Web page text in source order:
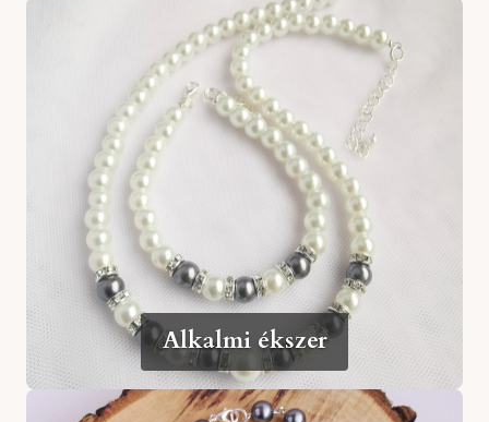
Alkalmi ékszer